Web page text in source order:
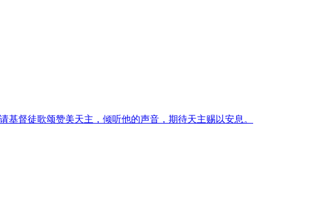
督徒歌颂赞美天主，倾听他的声音，期待天主赐以安息。